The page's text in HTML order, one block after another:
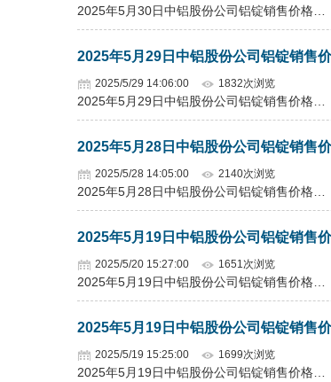
2025年5月30日中铝股份公司铝锭销售价格…
2025年5月29日中铝股份公司铝锭销售
2025/5/29 14:06:00 1832次浏览
2025年5月29日中铝股份公司铝锭销售价格…
2025年5月28日中铝股份公司铝锭销售
2025/5/28 14:05:00 2140次浏览
2025年5月28日中铝股份公司铝锭销售价格…
2025年5月19日中铝股份公司铝锭销售
2025/5/20 15:27:00 1651次浏览
2025年5月19日中铝股份公司铝锭销售价格…
2025年5月19日中铝股份公司铝锭销售
2025/5/19 15:25:00 1699次浏览
2025年5月19日中铝股份公司铝锭销售价格…